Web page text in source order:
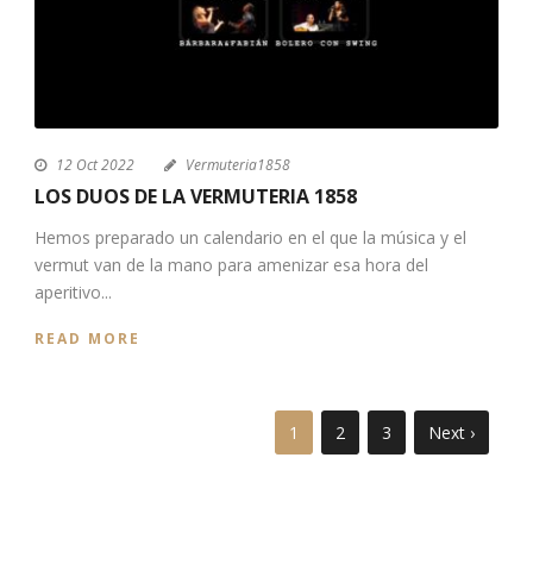
12 Oct 2022 Vermuteria1858
LOS DUOS DE LA VERMUTERIA 1858
Hemos preparado un calendario en el que la música y el
vermut van de la mano para amenizar esa hora del
aperitivo...
READ MORE
1 2 3 Next ›